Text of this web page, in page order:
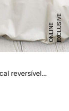
E
X
C
L
U
SI
V
E
O
N
L
I
N
E
Capa nórdica algodão percal reversível. Cama 80-90 cm.